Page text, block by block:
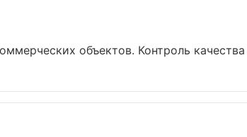
объектов. Контроль